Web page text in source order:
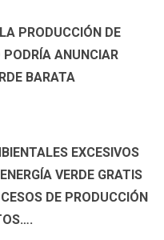
PRODUCCIÓN DE
PODRÍA ANUNCIAR
BARATA
EXCESIVOS
VERDE GRATIS
DE PRODUCCIÓN